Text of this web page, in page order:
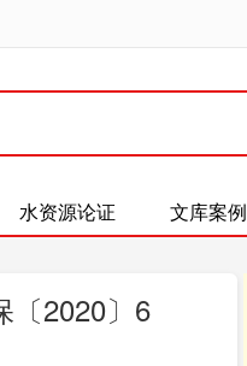
水资源论证 文库案例
〔2020〕6